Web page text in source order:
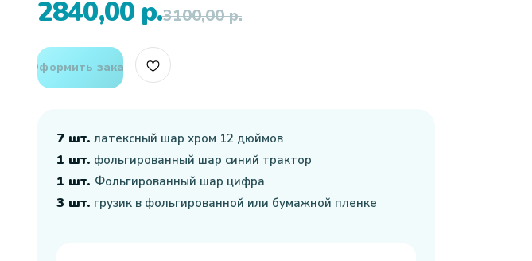
2840,00 р.3100,00 р.
Оформить заказ
7 шт. латексный шар хром 12 дюймов
1 шт. фольгированный шар синий трактор
1 шт. Фольгированный шар цифра
3 шт. грузик в фольгированной или бумажной пленке